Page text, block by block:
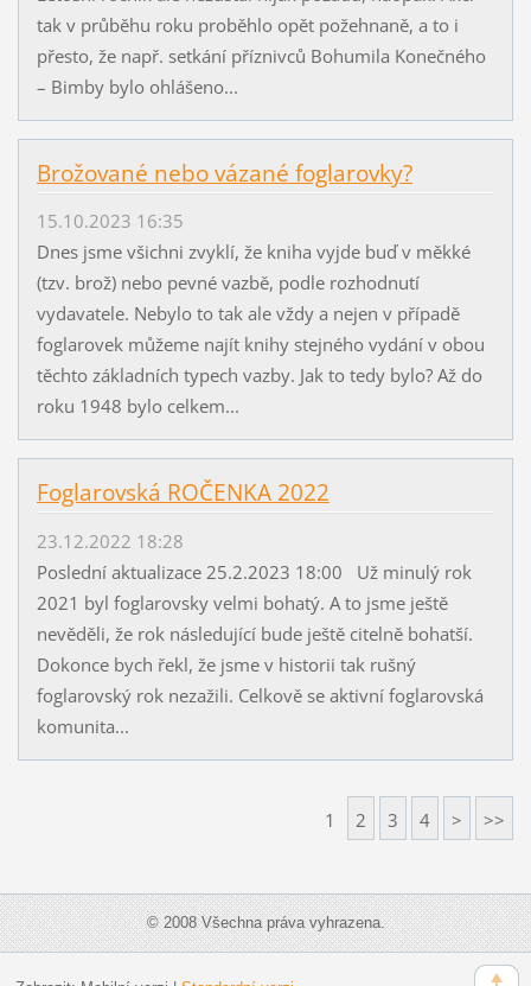
tak v průběhu roku proběhlo opět požehnaně, a to i
přesto, že např. setkání příznivců Bohumila Konečného
– Bimby bylo ohlášeno...
Brožované nebo vázané foglarovky?
15.10.2023 16:35
Dnes jsme všichni zvyklí, že kniha vyjde buď v měkké
(tzv. brož) nebo pevné vazbě, podle rozhodnutí
vydavatele. Nebylo to tak ale vždy a nejen v případě
foglarovek můžeme najít knihy stejného vydání v obou
těchto základních typech vazby. Jak to tedy bylo? Až do
roku 1948 bylo celkem...
Foglarovská ROČENKA 2022
23.12.2022 18:28
Poslední aktualizace 25.2.2023 18:00 Už minulý rok
2021 byl foglarovsky velmi bohatý. A to jsme ještě
nevěděli, že rok následující bude ještě citelně bohatší.
Dokonce bych řekl, že jsme v historii tak rušný
foglarovský rok nezažili. Celkově se aktivní foglarovská
komunita...
1 2 3 4 > >>
© 2008 Všechna práva vyhrazena.